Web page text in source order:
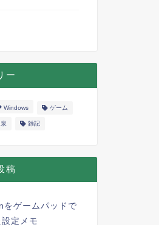
ー
Windows ゲーム
雑記
稿
ゲームパッドで
定メモ